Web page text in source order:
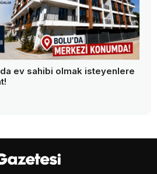
ev sahibi olmak isteyenlere